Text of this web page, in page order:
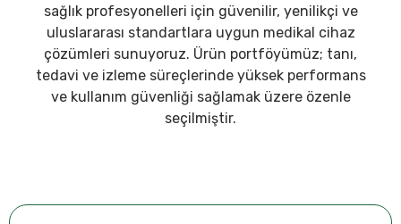
sağlık profesyonelleri için güvenilir, yenilikçi ve
uluslararası standartlara uygun medikal cihaz
çözümleri sunuyoruz. Ürün portföyümüz; tanı,
tedavi ve izleme süreçlerinde yüksek performans
ve kullanım güvenliği sağlamak üzere özenle
seçilmiştir.